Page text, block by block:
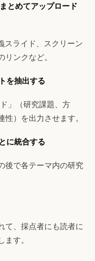
とめてアップロード
スライド、スクリーン
ンクなど。
を抽出する
」（研究課題、方
）を出力させます。
に統合する
後で各テーマ内の研究
て、採点者にも読者に
す。